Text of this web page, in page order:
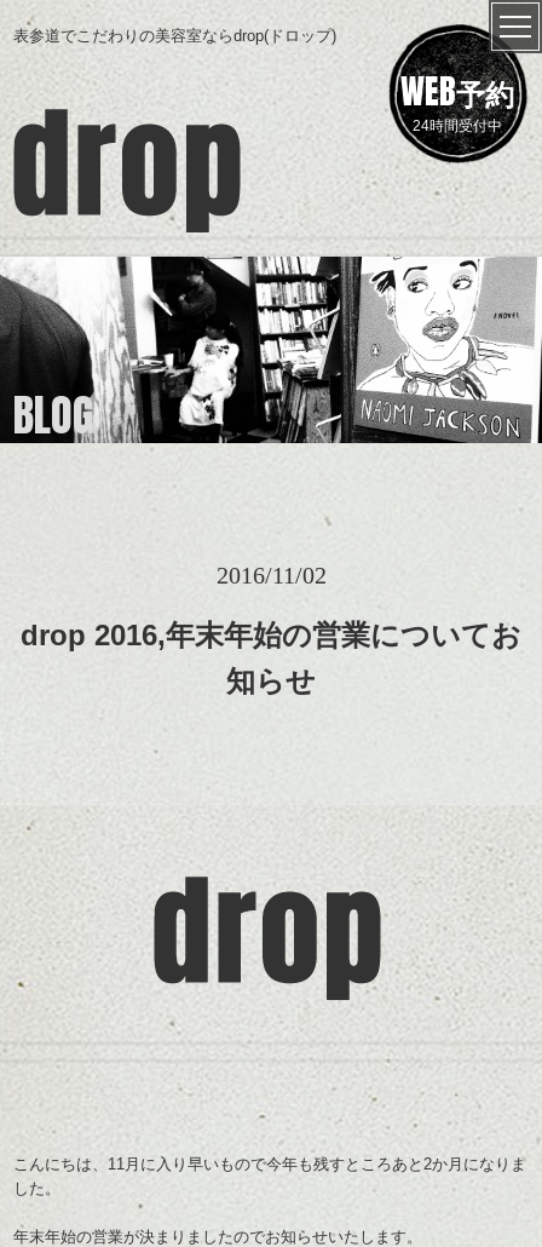
表参道でこだわりの美容室ならdrop(ドロップ)
WEB予約
24時間受付中
BLOG
2016/11/02
drop 2016,年末年始の営業についてお
知らせ
こんにちは、11月に入り早いもので今年も残すところあと2か月になりま
した。
年末年始の営業が決まりましたのでお知らせいたします。